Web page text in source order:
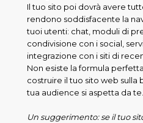
Il tuo sito poi dovrà avere
rendono soddisfacente la
tuoi utenti: chat, moduli di
condivisione con i social,
integrazione con i siti di
Non esiste la formula
costruire il tuo sito web sulla
tua audience si aspetta da te.
Un suggerimento: se il tuo